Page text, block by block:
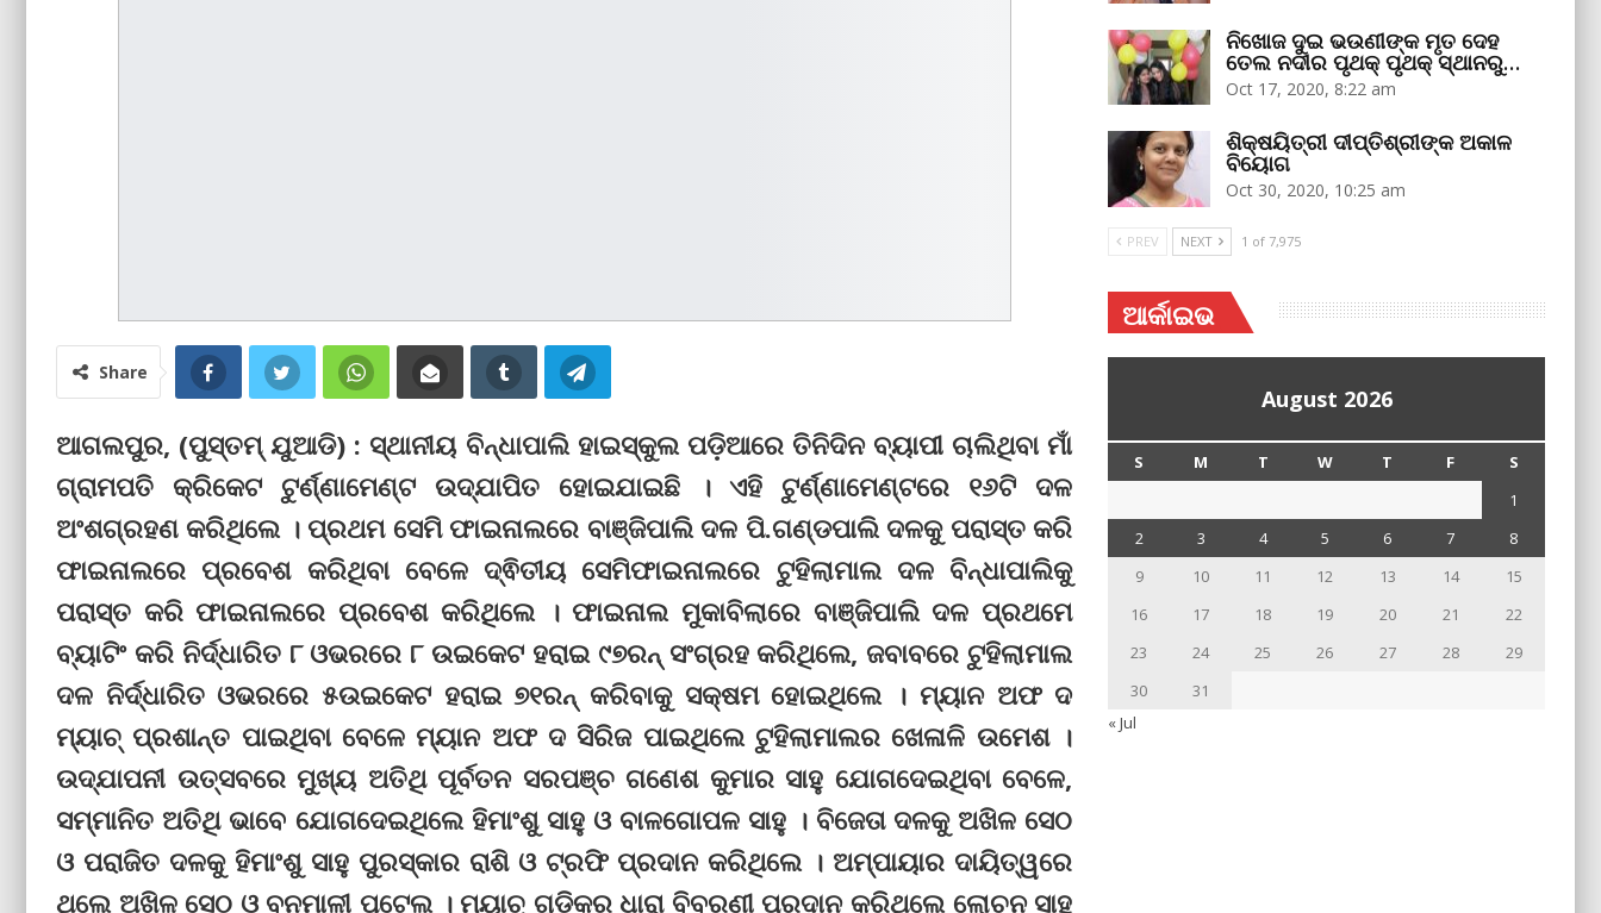
Share
ଆଗଲପୁର, (ପୁସ୍ତମ୍ ଯୁଆଡି) : ସ୍ଥାନୀୟ ବିନ୍ଧାପାଲି ହାଇସ୍କୁଲ ପଡ଼ିଆରେ ତିନିଦିନ ବ୍ୟାପୀ ଚାଲିଥିବା ମାଁ
ଗ୍ରାମପତି କ୍ରିକେଟ ଟୁର୍ଣ୍ଣାମେଣ୍ଟ ଉଦ୍‌ଯାପିତ ହୋଇଯାଇଛି । ଏହି ଟୁର୍ଣ୍ଣାମେଣ୍ଟରେ ୧୬ଟି ଦଳ
ଅଂଶଗ୍ରହଣ କରିଥିଲେ । ପ୍ରଥମ ସେମି ଫାଇନାଲରେ ବାଞ୍ଜିପାଲି ଦଳ ପି.ଗଣ୍ଡପାଲି ଦଳକୁ ପରାସ୍ତ କରି
ଫାଇନାଲରେ ପ୍ରବେଶ କରିଥିବା ବେଳେ ଦ୍ଵିତୀୟ ସେମିଫାଇନାଲରେ ଟୁହିଲାମାଲ ଦଳ ବିନ୍ଧାପାଲିକୁ
ପରାସ୍ତ କରି ଫାଇନାଲରେ ପ୍ରବେଶ କରିଥିଲେ । ଫାଇନାଲ ମୁକାବିଲାରେ ବାଞ୍ଜିପାଲି ଦଳ ପ୍ରଥମେ
ବ୍ୟାଟିଂ କରି ନିର୍ଦ୍ଧାରିତ ୮ ଓଭରରେ ୮ ଉଇକେଟ ହରାଇ ୯୭ରନ୍ ସଂଗ୍ରହ କରିଥିଲେ, ଜବାବରେ ଟୁହିଲାମାଲ
ଦଳ ନିର୍ଦ୍ଧାରିତ ଓଭରରେ ୫ଉଇକେଟ ହରାଇ ୭୧ରନ୍ କରିବାକୁ ସକ୍ଷମ ହୋଇଥିଲେ । ମ୍ୟାନ ଅଫ ଦ
ମ୍ୟାଚ୍ ପ୍ରଶାନ୍ତ ପାଇଥିବା ବେଳେ ମ୍ୟାନ ଅଫ ଦ ସିରିଜ ପାଇଥିଲେ ଟୁହିଲାମାଲର ଖେଳାଳି ଉମେଶ ।
ଉଦ୍‌ଯାପନୀ ଉତ୍ସବରେ ମୁଖ୍ୟ ଅତିଥି ପୂର୍ବତନ ସରପଞ୍ଚ ଗଣେଶ କୁମାର ସାହୁ ଯୋଗଦେଇଥିବା ବେଳେ,
ସମ୍ମାନିତ ଅତିଥି ଭାବେ ଯୋଗଦେଇଥିଲେ ହିମାଂଶୁ ସାହୁ ଓ ବାଳଗୋପଳ ସାହୁ । ବିଜେତା ଦଳକୁ ଅଖିଳ ସେଠ
ଓ ପରାଜିତ ଦଳକୁ ହିମାଂଶୁ ସାହୁ ପୁରସ୍କାର ରାଶି ଓ ଟ୍ରଫି ପ୍ରଦାନ କରିଥିଲେ । ଅମ୍ପାୟାର ଦାୟିତ୍ୱରେ
ଥିଲେ ଅଖିଳ ସେଠ ଓ ବନମାଳୀ ପୁଟେଲ । ମ୍ୟାଚ୍ ଗୁଡିକର ଧାରା ବିବରଣୀ ପ୍ରଦାନ କରିଥିଲେ ଲୋଚନ ସାହୁ
ନିଖୋଜ ଦୁଇ ଭଉଣୀଙ୍କ ମୃତ ଦେହ
ତେଲ ନଦୀର ପୃଥକ୍‌ ପୃଥକ୍‌ ସ୍ଥାନରୁ…
Oct 17, 2020, 8:22 am
ଶିକ୍ଷୟିତ୍ରୀ ଦୀପ୍ତିଶ୍ରୀଙ୍କ ଅକାଳ
ବିୟୋଗ
Oct 30, 2020, 10:25 am
PREV NEXT 1 of 7,975
ଆର୍କାଇଭ
August 2026
S M T W T F
S
1
2
3 4 5 6 7
8
9
10 11 12 13 14
15
16
17 18 19 20 21
22
23
24 25 26 27 28
29
30
31
« Jul